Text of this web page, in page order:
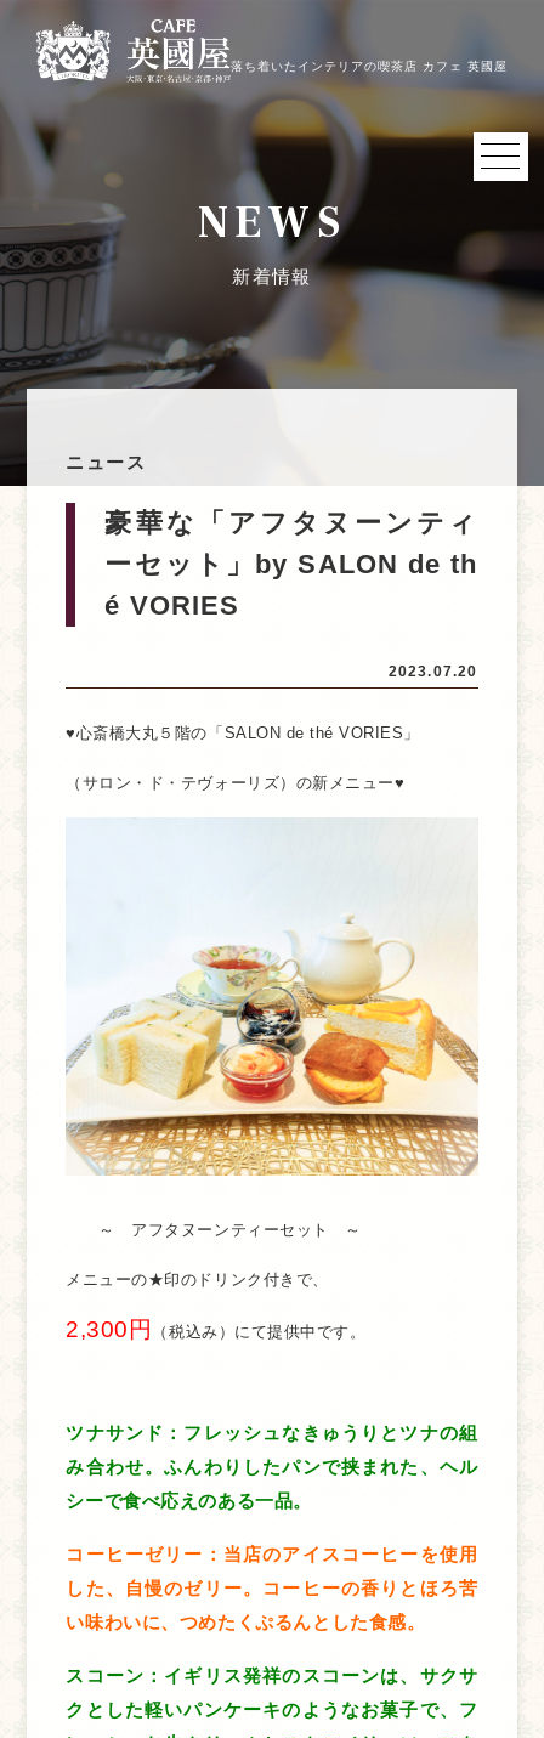
落ち着いたインテリアの喫茶店 カフェ 英國屋
NEWS
新着情報
ニュース
豪華な「アフタヌーンティ
ーセット」by SALON de th
é VORIES
2023.07.20
♥心斎橋大丸５階の「SALON de thé VORIES」
（サロン・ド・テヴォーリズ）の新メニュー♥
～ アフタヌーンティーセット ～
メニューの★印のドリンク付きで、
2,300円 （税込み）にて提供中です。
ツナサンド：フレッシュなきゅうりとツナの組
み合わせ。ふんわりしたパンで挟まれた、ヘル
シーで食べ応えのある一品。
コーヒーゼリー：当店のアイスコーヒーを使用
した、自慢のゼリー。コーヒーの香りとほろ苦
い味わいに、つめたくぷるんとした食感。
スコーン：イギリス発祥のスコーンは、サクサ
クとした軽いパンケーキのようなお菓子で、フ